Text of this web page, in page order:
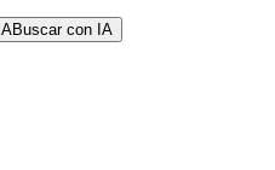
IABuscar con IA